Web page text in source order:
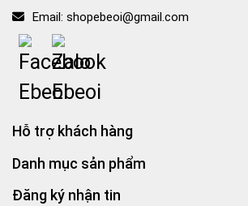
Email: shopebeoi@gmail.com
Hỗ trợ khách hàng
Danh mục sản phẩm
Đăng ký nhận tin